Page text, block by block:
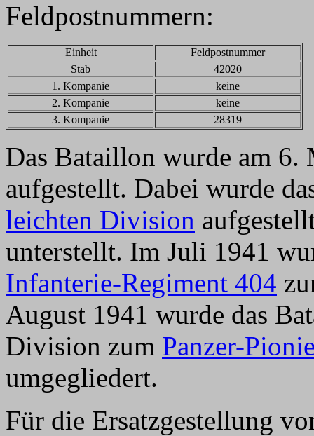
Feldpostnummern:
Einheit
Feldpostnummer
Stab
42020
1. Kompanie
keine
2. Kompanie
keine
3. Kompanie
28319
Das Bataillon wurde am 6.
aufgestellt. Dabei wurde
leichten Division
unterstellt. Im Juli 1941
Infanterie-Regiment 404
August 1941 wurde das
Division zum Panzer-
umgegliedert.
Für die Ersatzgestellung